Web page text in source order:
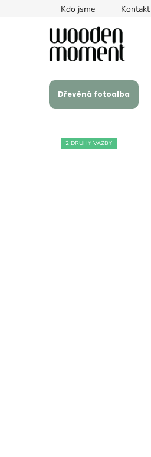
Kdo jsme Kontakt
Dřevěná fotoalba
2 DRUHY VAZBY